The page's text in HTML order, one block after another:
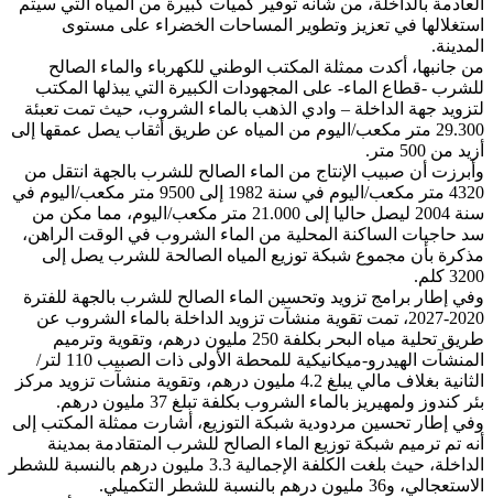
استغلالها في تعزيز وتطوير المساحات الخضراء على مستوى
المدينة.
من جانبها، أكدت ممثلة المكتب الوطني للكهرباء والماء الصالح
للشرب -قطاع الماء- على المجهودات الكبيرة التي يبذلها المكتب
لتزويد جهة الداخلة – وادي الذهب بالماء الشروب، حيث تمت تعبئة
29.300 متر مكعب/اليوم من المياه عن طريق أثقاب يصل عمقها إلى
أزيد من 500 متر.
وأبرزت أن صبيب الإنتاج من الماء الصالح للشرب بالجهة انتقل من
4320 متر مكعب/اليوم في سنة 1982 إلى 9500 متر مكعب/اليوم في
سنة 2004 ليصل حاليا إلى 21.000 متر مكعب/اليوم، مما مكن من
سد حاجيات الساكنة المحلية من الماء الشروب في الوقت الراهن،
مذكرة بأن مجموع شبكة توزيع المياه الصالحة للشرب يصل إلى
3200 كلم.
وفي إطار برامج تزويد وتحسين الماء الصالح للشرب بالجهة للفترة
2020-2027، تمت تقوية منشآت تزويد الداخلة بالماء الشروب عن
طريق تحلية مياه البحر بكلفة 250 مليون درهم، وتقوية وترميم
المنشآت الهيدرو-ميكانيكية للمحطة الأولى ذات الصبيب 110 لتر/
الثانية بغلاف مالي يبلغ 4.2 مليون درهم، وتقوية منشآت تزويد مركز
بئر كندوز ولمهيريز بالماء الشروب بكلفة تبلغ 37 مليون درهم.
وفي إطار تحسين مردودية شبكة التوزيع، أشارت ممثلة المكتب إلى
أنه تم ترميم شبكة توزيع الماء الصالح للشرب المتقادمة بمدينة
الداخلة، حيث بلغت الكلفة الإجمالية 3.3 مليون درهم بالنسبة للشطر
الاستعجالي، و36 مليون درهم بالنسبة للشطر التكميلي.